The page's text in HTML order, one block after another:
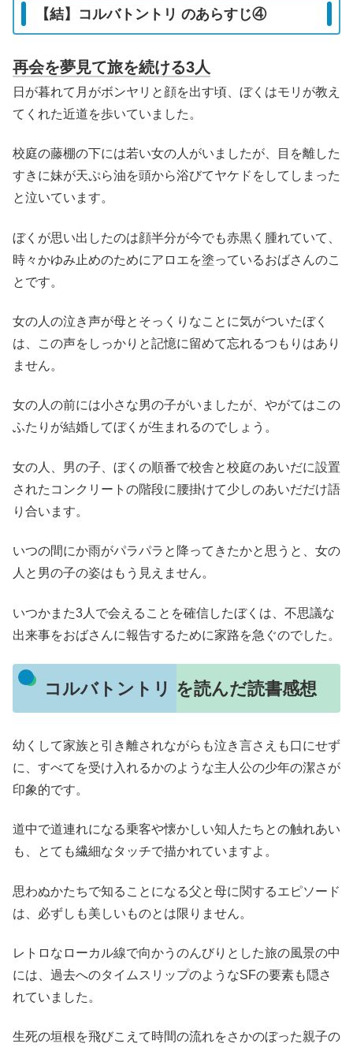
【結】コルバトントリ のあらすじ④
再会を夢見て旅を続ける3人
日が暮れて月がボンヤリと顔を出す頃、ぼくはモリが教え
てくれた近道を歩いていました。
校庭の藤棚の下には若い女の人がいましたが、目を離した
すきに妹が天ぷら油を頭から浴びてヤケドをしてしまった
と泣いています。
ぼくが思い出したのは顔半分が今でも赤黒く腫れていて、
時々かゆみ止めのためにアロエを塗っているおばさんのこ
とです。
女の人の泣き声が母とそっくりなことに気がついたぼく
は、この声をしっかりと記憶に留めて忘れるつもりはあり
ません。
女の人の前には小さな男の子がいましたが、やがてはこの
ふたりが結婚してぼくが生まれるのでしょう。
女の人、男の子、ぼくの順番で校舎と校庭のあいだに設置
されたコンクリートの階段に腰掛けて少しのあいだだけ語
り合います。
いつの間にか雨がパラパラと降ってきたかと思うと、女の
人と男の子の姿はもう見えません。
いつかまた3人で会えることを確信したぼくは、不思議な
出来事をおばさんに報告するために家路を急ぐのでした。
コルバトントリ を読んだ読書感想
幼くして家族と引き離されながらも泣き言さえも口にせず
に、すべてを受け入れるかのような主人公の少年の潔さが
印象的です。
道中で道連れになる乗客や懐かしい知人たちとの触れあい
も、とても繊細なタッチで描かれていますよ。
思わぬかたちで知ることになる父と母に関するエピソード
は、必ずしも美しいものとは限りません。
レトロなローカル線で向かうのんびりとした旅の風景の中
には、過去へのタイムスリップのようなSFの要素も隠さ
れていました。
生死の垣根を飛びこえて時間の流れをさかのぼった親子の